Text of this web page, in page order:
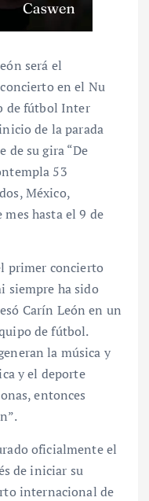
será el
en el Nu
de fútbol Inter
de la parada
de su gira “De
53
México,
mes hasta el 9 de
primer concierto
siempre ha sido
Carín León en un
de fútbol.
la música y
y el deporte
entonces
oficialmente el
de iniciar su
internacional de